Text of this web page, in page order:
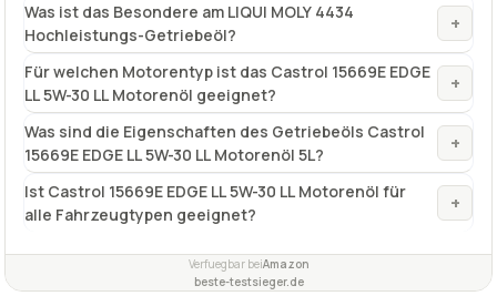
Was ist das Besondere am LIQUI MOLY 4434
Hochleistungs-Getriebeöl?
+
Für welchen Motorentyp ist das Castrol 15669E EDGE
LL 5W-30 LL Motorenöl geeignet?
+
Was sind die Eigenschaften des Getriebeöls Castrol
15669E EDGE LL 5W-30 LL Motorenöl 5L?
+
Ist Castrol 15669E EDGE LL 5W-30 LL Motorenöl für
alle Fahrzeugtypen geeignet?
+
Verfuegbar beiAmazon
beste-testsieger.de